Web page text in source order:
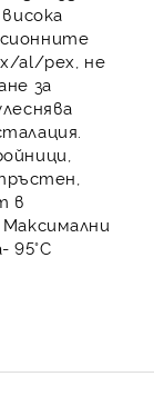
al/pеx , не
за
в